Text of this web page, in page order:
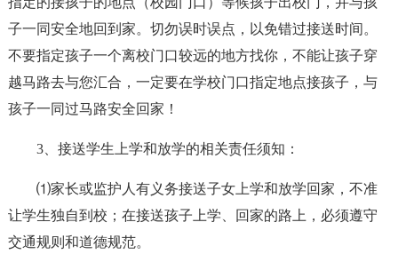
子一同安全地回到家。切勿误时误点，以免错过接送时间。
不要指定孩子一个离校门口较远的地方找你，不能让孩子穿
越马路去与您汇合，一定要在学校门口指定地点接孩子，与
孩子一同过马路安全回家！
3、接送学生上学和放学的相关责任须知：
⑴家长或监护人有义务接送子女上学和放学回家，不准
让学生独自到校；在接送孩子上学、回家的路上，必须遵守
交通规则和道德规范。